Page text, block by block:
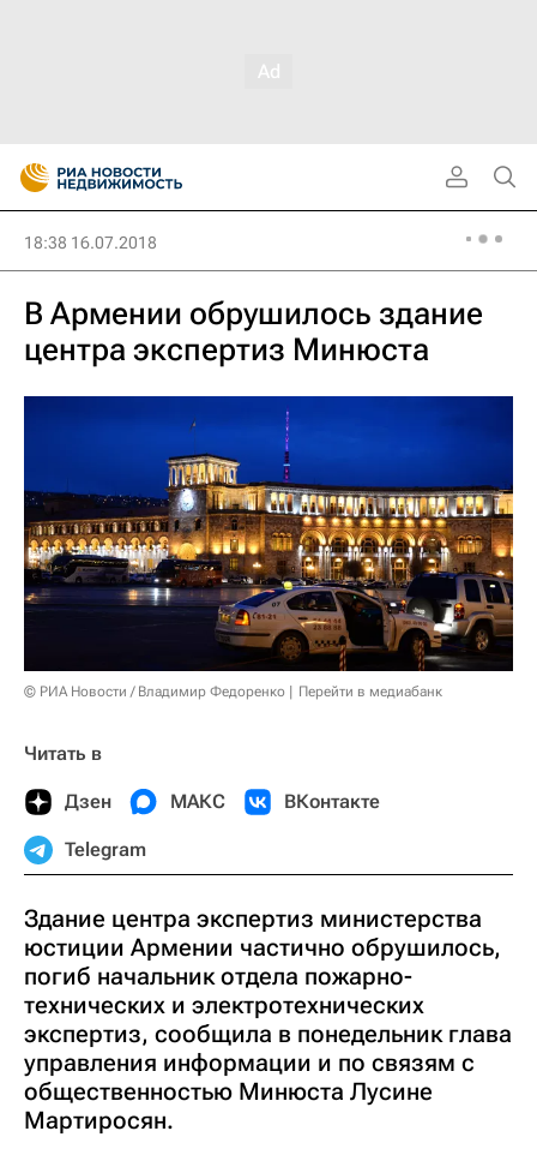
18:38 16.07.2018
В Армении обрушилось здание
центра экспертиз Минюста
© РИА Новости / Владимир Федоренко Перейти в медиабанк
Читать в
Дзен МАКС ВКонтакте
Telegram
Здание центра экспертиз министерства
юстиции Армении частично обрушилось,
погиб начальник отдела пожарно-
технических и электротехнических
экспертиз, сообщила в понедельник глава
управления информации и по связям с
общественностью Минюста Лусине
Мартиросян.